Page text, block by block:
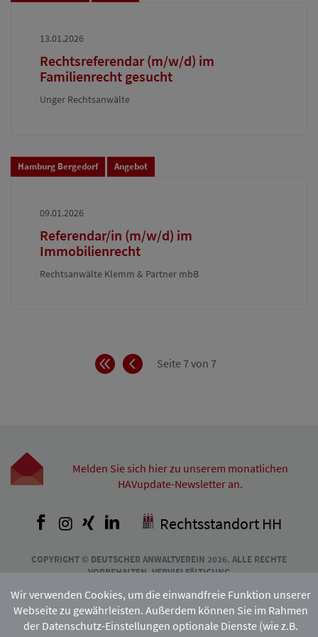
13.01.2026
Rechtsreferendar (m/w/d) im
Familienrecht gesucht
Unger Rechtsanwälte
Hamburg Bergedorf Angebot
09.01.2026
Referendar/in (m/w/d) im
Immobilienrecht
Rechtsanwälte Klemm & Partner mbB
AnfangZurückSeite 7 von 7
Melden Sie sich hier zu unserem monatlichen
HAVupdate-Newsletter an.
Facebook
Instagram
XingLinkedInRechtsstandort HH
COPYRIGHT © DEUTSCHER ANWALTVEREIN 2026. ALLE RECHTE
VORBEHALTEN. VERVIELFÄLTIGUNG
HAMBURGISCHEN ANWALTVEREINS.
Wir verwenden Cookies, um die einwandfreie Funktion unserer
Webseite zu gewährleisten. Außerdem können Sie im Rahmen
der Datenschutz-Einstellungen optionale Dienste (wie z.B.